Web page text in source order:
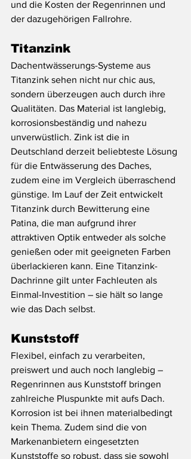
und die Kosten der Regenrinnen und
der dazugehörigen Fallrohre.
Titanzink
Dachentwässerungs-Systeme aus
Titanzink sehen nicht nur chic aus,
sondern überzeugen auch durch ihre
Qualitäten. Das Material ist langlebig,
korrosionsbeständig und nahezu
unverwüstlich. Zink ist die in
Deutschland derzeit beliebteste Lösung
für die Entwässerung des Daches,
zudem eine im Vergleich überraschend
günstige. Im Lauf der Zeit entwickelt
Titanzink durch Bewitterung eine
Patina, die man aufgrund ihrer
attraktiven Optik entweder als solche
genießen oder mit geeigneten Farben
überlackieren kann. Eine Titanzink-
Dachrinne gilt unter Fachleuten als
Einmal-Investition – sie hält so lange
wie das Dach selbst.
Kunststoff
Flexibel, einfach zu verarbeiten,
preiswert und auch noch langlebig –
Regenrinnen aus Kunststoff bringen
zahlreiche Pluspunkte mit aufs Dach.
Korrosion ist bei ihnen materialbedingt
kein Thema. Zudem sind die von
Markenanbietern eingesetzten
Kunststoffe so robust, dass sie sowohl